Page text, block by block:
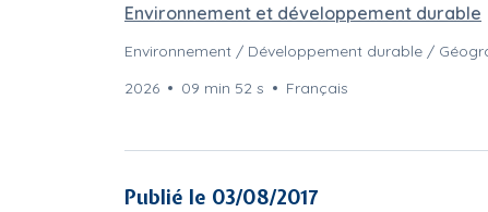
Environnement et développement durable
Environnement / Développement durable /
2026
09 min 52 s Français
Publié le 03/08/2017